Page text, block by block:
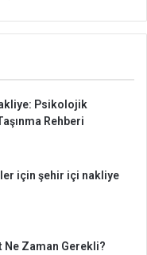
Psikolojik
Rehberi
için şehir içi nakliye
Zaman Gerekli?